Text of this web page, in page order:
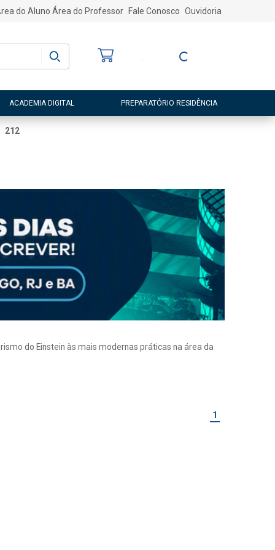
do Aluno Área do Professor Fale Conosco Ouvidoria
Entre ou Cadastre-
ACADEMIA DIGITAL PREPARATÓRIO RESIDÊNCIA
212
do Einstein às mais modernas práticas na área da
1